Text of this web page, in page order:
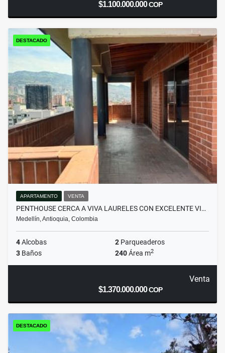
$1.100.000.000COP
DESTACADO
APARTAMENTO VENTA
PENTHOUSE CERCA A VIVA LAURELES CON EXCELENTE VI…
Medellín, Antioquia, Colombia
4Alcobas 2 Parqueaderos
3 Baños 240Área m2
Venta
$1.370.000.000COP
DESTACADO